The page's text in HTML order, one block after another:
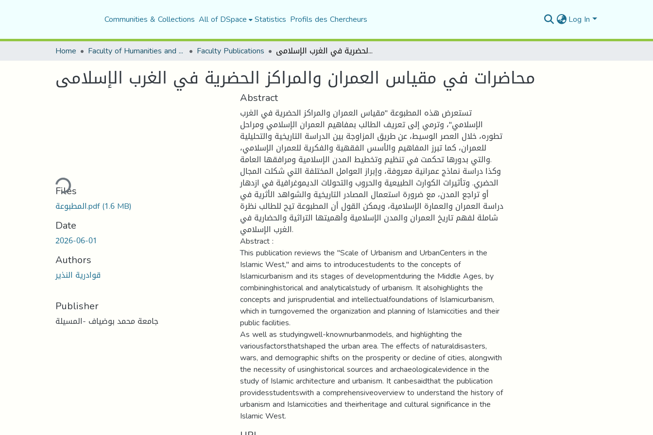
Communities & Collections All of DSpace Statistics Profils des Chercheurs Log In
Home Faculty of Humanities and Social Sciences Faculty Publications محاضرات في مقياس العمران والمراكز الحضرية في الغرب الإسلامى
محاضرات في مقياس العمران والمراكز الحضرية في الغرب الإسلامى
Loading...
Files
المطبوعة.pdf(1.6 MB)
Date
2026-06-01
Authors
قوادرية النذير
Publisher
جامعة محمد بوضياف -المسيلة
Abstract
تستعرض هذه المطبوعة "مقياس العمران والمراكز الحضرية في الغرب
الإسلامي"، وترمي إلى تعريف الطالب بمفاهيم العمران الإسلامي ومراحل
تطوره، خلال العصر الوسيط، عن طريق المزاوجة بين الدراسة التاريخية والتحليلية
للعمران، كما تبرز المفاهيم والأسس الفقهية والفكرية للعمران الإسلامي،
والتي بدورها تحكمت في تنظيم وتخطيط المدن الإسلامية ومرافقها العامة.
وكذا دراسة نماذج عمرانية معروفة، وإبراز العوامل المختلفة التي شكلت المجال
الحضري. وتأثيرات الكوارث الطبيعية والحروب والتحولات الديموغرافية في ازدهار
أو تراجع المدن، مع ضرورة استعمال المصادر التاريخية والشواهد الأثرية في
دراسة العمران والعمارة الإسلامية، ويمكن القول أن المطبوعة تيح للطالب نظرة
شاملة لفهم تاريخ العمران والمدن الإسلامية وأهميتها التراثية والحضارية في
الغرب الإسلامي.
Abstract :
This publication reviews the "Scale of Urbanism and UrbanCenters in the
Islamic West," and aims to introducestudents to the concepts of
Islamicurbanism and its stages of developmentduring the Middle Ages, by
combininghistorical and analyticalstudy of urbanism. It alsohighlights the
concepts and jurisprudential and intellectualfoundations of Islamicurbanism,
which in turngoverned the organization and planning of Islamiccities and their
public facilities.
As well as studyingwell-knownurbanmodels, and highlighting the
variousfactorsthatshaped the urban area. The effects of naturaldisasters,
wars, and demographic shifts on the prosperity or decline of cities, alongwith
the necessity of usinghistorical sources and archaeologicalevidence in the
study of Islamic architecture and urbanism. It canbesaidthat the publication
providesstudentswith a comprehensiveoverview to understand the history of
urbanism and Islamiccities and theirheritage and cultural significance in the
Islamic West.